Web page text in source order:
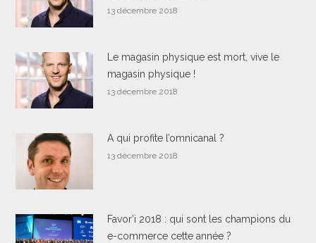
13 décembre 2018
Le magasin physique est mort, vive le
magasin physique !
13 décembre 2018
A qui profite l’omnicanal ?
13 décembre 2018
Favor’i 2018 : qui sont les champions du
e-commerce cette année ?